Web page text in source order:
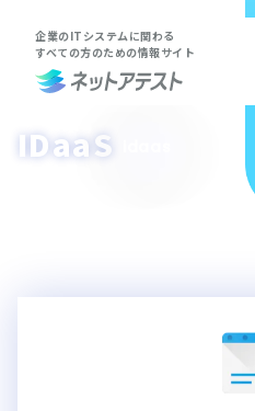
企業のITシステムに関わる
すべての方のための情報サイト
IDaaS